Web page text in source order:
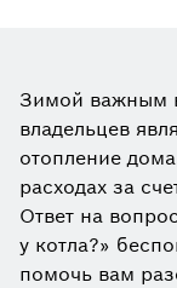
Зимой важным
владельцев
отопление
расходах за
Ответ на
у котла?»
помочь вам